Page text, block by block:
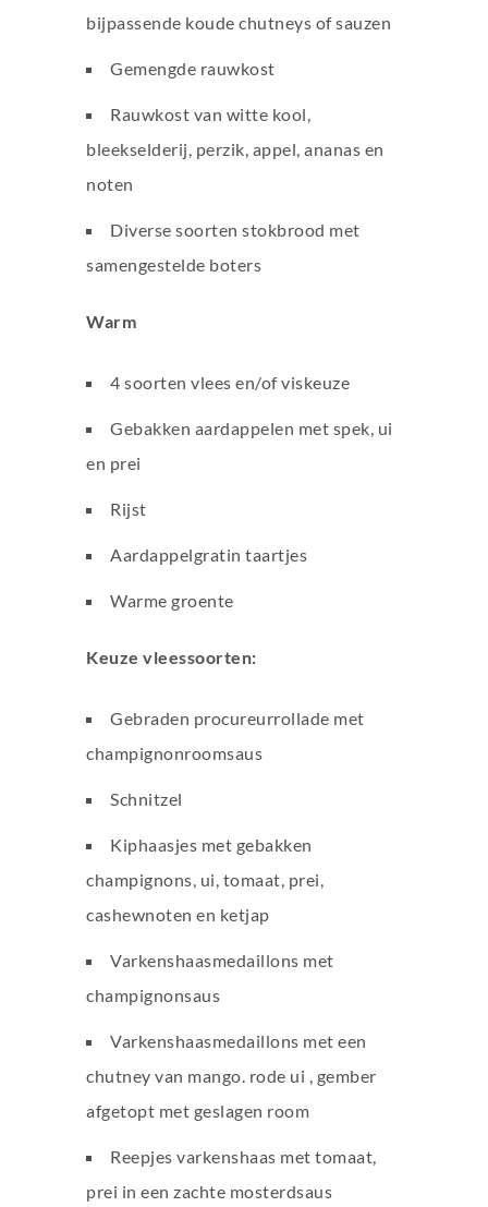
bijpassende koude chutneys of sauzen
Gemengde rauwkost
Rauwkost van witte kool,
bleekselderij, perzik, appel, ananas en
noten
Diverse soorten stokbrood met
samengestelde boters
Warm
4 soorten vlees en/of viskeuze
Gebakken aardappelen met spek, ui
en prei
Rijst
Aardappelgratin taartjes
Warme groente
Keuze vleessoorten:
Gebraden procureurrollade met
champignonroomsaus
Schnitzel
Kiphaasjes met gebakken
champignons, ui, tomaat, prei,
cashewnoten en ketjap
Varkenshaasmedaillons met
champignonsaus
Varkenshaasmedaillons met een
chutney van mango. rode ui , gember
afgetopt met geslagen room
Reepjes varkenshaas met tomaat,
prei in een zachte mosterdsaus